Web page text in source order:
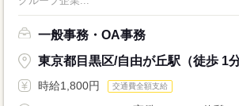
一般事務・OA事務
東京都目黒区/自由が丘駅（徒歩 1分
時給1,800円 交通費全額支給